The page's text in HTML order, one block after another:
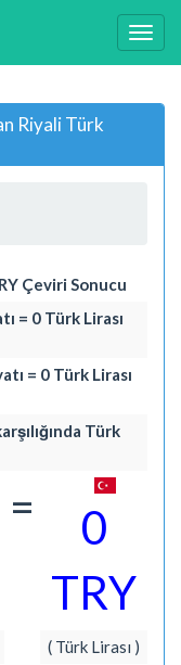
Riyali Türk
Çeviri Sonucu
= 0 Türk Lirası
= 0 Türk Lirası
Türk
=
0
TRY
( Türk Lirası )